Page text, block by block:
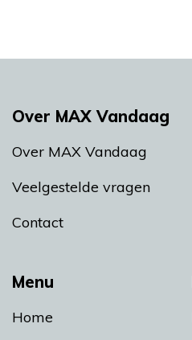
Menu
Home
Over MAX Vandaag
Over MAX Vandaag
Veelgestelde vragen
Contact